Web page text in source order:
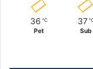
36 ℃
Pet
37
Sub